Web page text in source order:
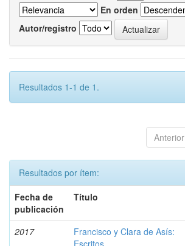
En orden
Autor/registro
Resultados 1-1 de 1.
Anterior
Resultados por ítem:
Fecha de
publicación
Título
2017
Francisco y Clara de Asís:
Escritos